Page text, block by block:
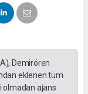
Demirören
eklenen tüm
olmadan ajans